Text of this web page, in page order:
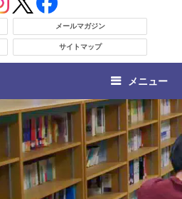
メールマガジン
サイトマップ
メニュー